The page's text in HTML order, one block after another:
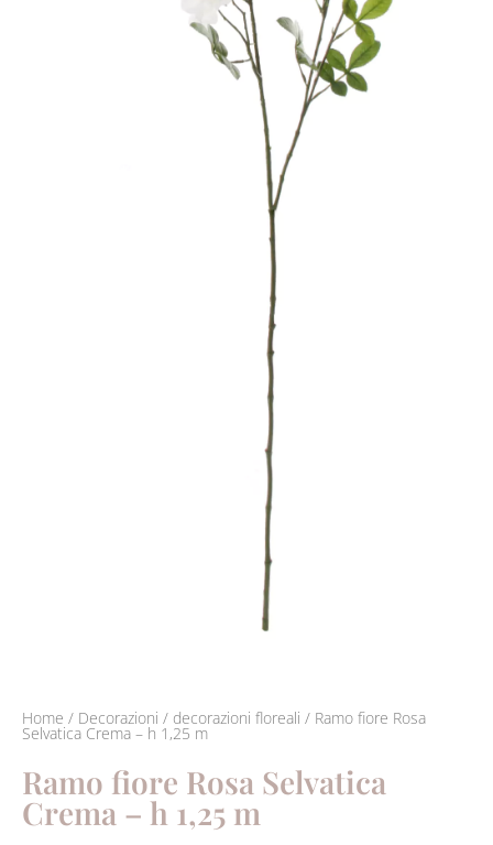
Home / Decorazioni / decorazioni floreali / Ramo fiore Rosa
Selvatica Crema – h 1,25 m
Ramo fiore Rosa Selvatica
Crema – h 1,25 m